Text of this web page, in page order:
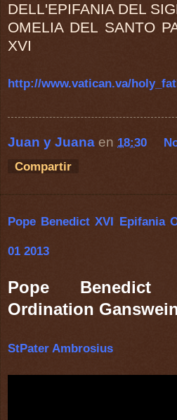
DELL'EPIFANIA DEL
OMELIA DEL SANTO
XVI
http://www.vatican.va/
Juan y Juana en 18:30
Compartir
Pope Benedict XVI Epifania
01 2013
Pope Benedict
Ordination
StPater Ambrosius